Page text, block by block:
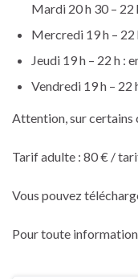
Mardi 20 h 30 – 22
Mercredi 19 h – 22
Jeudi 19 h – 22 h :
Vendredi 19 h – 22
Attention, sur certains
Tarif adulte : 80 € /
Vous pouvez
Pour toute